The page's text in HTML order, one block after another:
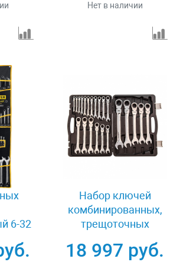
Нет в наличии
6-32
H47
Набор ключей
комбинированных,
трещоточных
Matrix 14800
18 997 руб.